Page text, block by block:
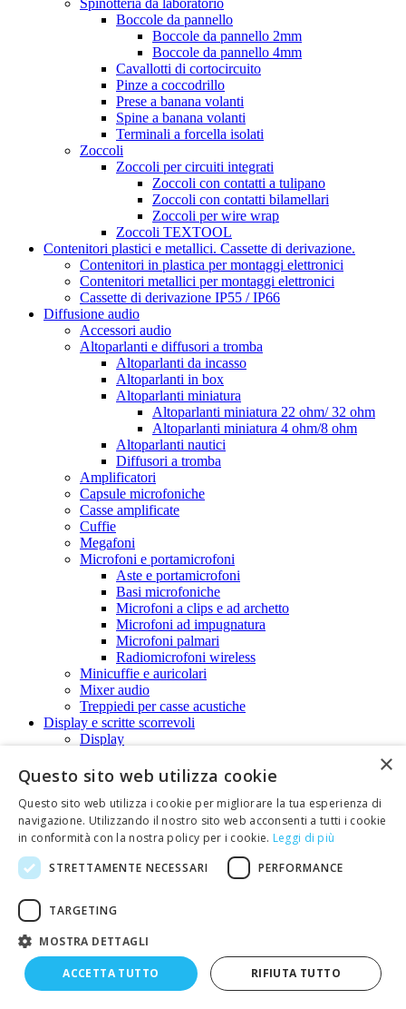
Boccole da pannello
Boccole da pannello 2mm
Boccole da pannello 4mm
Cavallotti di cortocircuito
Pinze a coccodrillo
Prese a banana volanti
Spine a banana volanti
Terminali a forcella isolati
Zoccoli
Zoccoli per circuiti integrati
Zoccoli con contatti a tulipano
Zoccoli con contatti bilamellari
Zoccoli per wire wrap
Zoccoli TEXTOOL
Contenitori plastici e metallici. Cassette di derivazione.
Contenitori in plastica per montaggi elettronici
Contenitori metallici per montaggi elettronici
Cassette di derivazione IP55 / IP66
Diffusione audio
Accessori audio
Altoparlanti e diffusori a tromba
Altoparlanti da incasso
Altoparlanti in box
Altoparlanti miniatura
Altoparlanti miniatura 22 ohm/ 32 ohm
Altoparlanti miniatura 4 ohm/8 ohm
Altoparlanti nautici
Diffusori a tromba
Amplificatori
Capsule microfoniche
Casse amplificate
Cuffie
Megafoni
Microfoni e portamicrofoni
Aste e portamicrofoni
Basi microfoniche
Microfoni a clips e ad archetto
Microfoni ad impugnatura
Microfoni palmari
Radiomicrofoni wireless
Minicuffie e auricolari
Mixer audio
Treppiedi per casse acustiche
Display e scritte scorrevoli
Display
Scritte scorrevoli
Dissipatori termici
Isolatori per transistor
Domotica
Citofoni e videocitofoni
Sensori di movimento
Scacciatopi, scacciamosche, scacciacani e
Sensori di presenza
Sensori di presenza collegati via radio
×
Questo sito web utilizza cookie
Questo sito web utilizza i cookie per migliorare la tua esperienza di
navigazione. Utilizzando il nostro sito web acconsenti a tutti i cookie
in conformità con la nostra policy per i cookie. Leggi di più
STRETTAMENTE NECESSARI
PERFORMANCE
TARGETING
MOSTRA DETTAGLI
ACCETTA TUTTO RIFIUTA TUTTO